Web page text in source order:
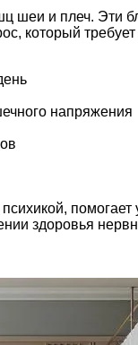
и плеч. Эти
который
напряжения
помогает
здоровья